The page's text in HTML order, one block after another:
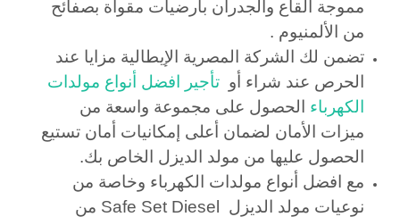
مموجة القاع والجدران بأرضيات مقواة بصفائح
من الألمنيوم .
تضمن لك الشركة المصرية الإيطالية مزايا عند
الحرص عند شراء أو تأجير افضل أنواع مولدات
الكهرباء الحصول على مجموعة واسعة من
ميزات الأمان لضمان أعلى إمكانيات أمان تستيع
الحصول عليها من مولد الديزل الخاص بك.
مع افضل أنواع مولدات الكهرباء وخاصة من
نوعيات مولد الديزل Safe Set Diesel من